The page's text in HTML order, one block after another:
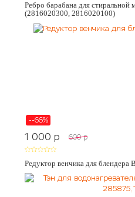
Ребро барабана для
(2816020300, 2816020100)
--66%
1 000 p 600 p
Редуктор венчика для блендера